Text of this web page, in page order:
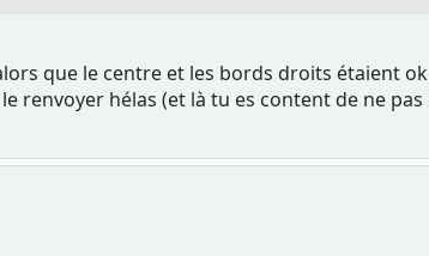
que le centre et les bords droits étaient
renvoyer hélas (et là tu es content de ne